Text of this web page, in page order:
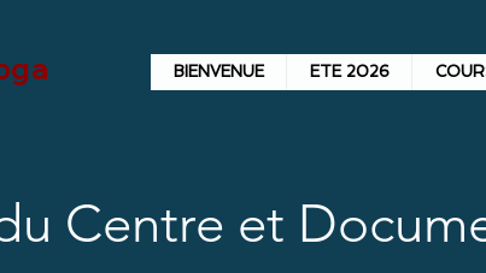
BIENVENUE ETE 2026
Centre et